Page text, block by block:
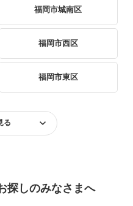
福岡市城南区
福岡市西区
福岡市東区
北九州市小倉北区
る
探しのみなさまへ